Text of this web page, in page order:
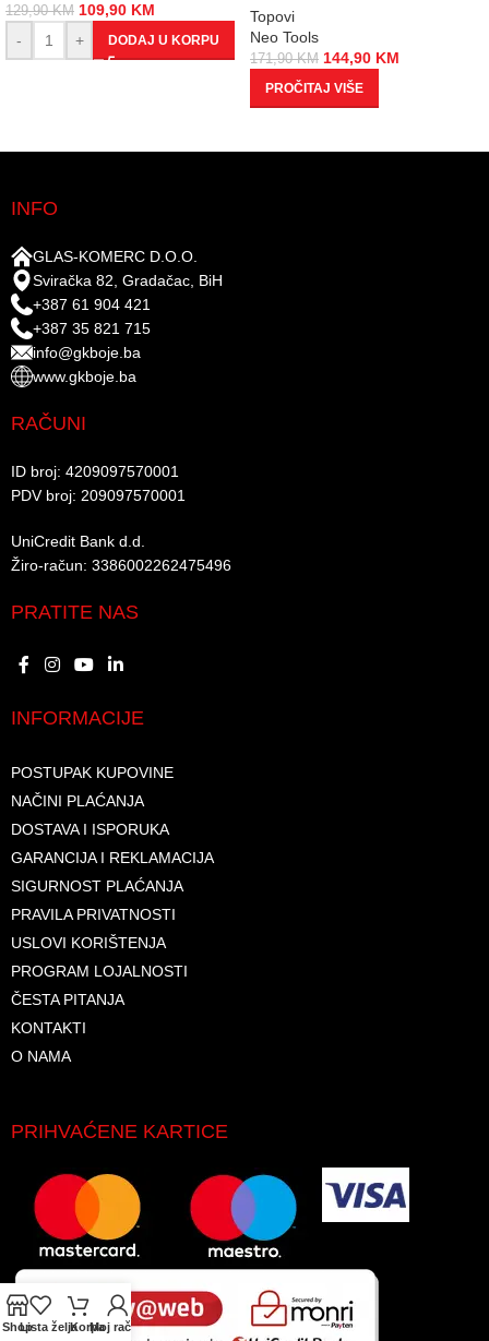
129,90KM 109,90 KM
-
+ DODAJ U KORPU
Topovi
Neo Tools
171,90KM 144,90 KM
PROČITAJ VIŠE
INFO
GLAS-KOMERC D.O.O.
Sviračka 82, Gradačac, BiH
+387 61 904 421
+387 35 821 715
info@gkboje.ba
www.gkboje.ba
RAČUNI
ID broj: 4209097570001​
PDV broj: 209097570001 ​
UniCredit Bank d.d.​
Žiro-račun: 3386002262475496​​
PRATITE NAS
INFORMACIJE
POSTUPAK KUPOVINE
NAČINI PLAĆANJA
DOSTAVA I ISPORUKA
GARANCIJA I REKLAMACIJA
SIGURNOST PLAĆANJA
PRAVILA PRIVATNOSTI
USLOVI KORIŠTENJA
PROGRAM LOJALNOSTI
ČESTA PITANJA
KONTAKTI
O NAMA
PRIHVAĆENE KARTICE
ShopLista željaKorpaMoj račun